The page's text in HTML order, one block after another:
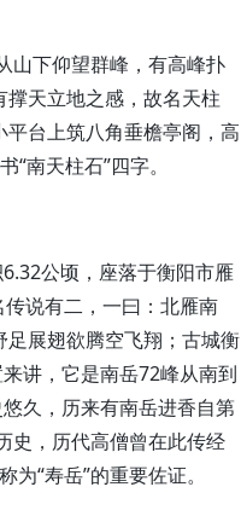
山下仰望群峰，有高峰扑
天立地之感，故名天柱
台上筑八角垂檐亭阁，高
南天柱石”四字。
公顷，座落于衡阳市雁
说有二，一曰：北雁南
展翅欲腾空飞翔；古城衡
讲，它是南岳72峰从南到
久，历来有南岳进香自第
史，历代高僧曾在此传经
“寿岳”的重要佐证。